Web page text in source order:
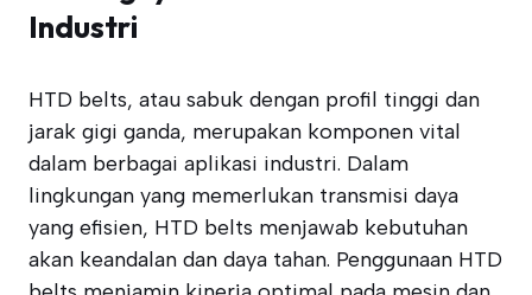
Industri
HTD belts, atau sabuk dengan profil tinggi dan
jarak gigi ganda, merupakan komponen vital
dalam berbagai aplikasi industri. Dalam
lingkungan yang memerlukan transmisi daya
yang efisien, HTD belts menjawab kebutuhan
akan keandalan dan daya tahan. Penggunaan HTD